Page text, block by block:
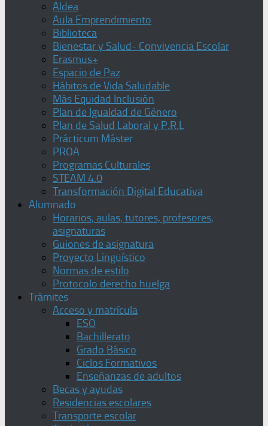
Aldea
Aula Emprendimiento
Biblioteca
Bienestar y Salud- Convivencia Escolar
Erasmus+
Espacio de Paz
Hábitos de Vida Saludable
Más Equidad Inclusión
Plan de Igualdad de Género
Plan de Salud Laboral y P.R.L
Prácticum Máster
PROA
Programas Culturales
STEAM 4.0
Transformación Digital Educativa
Alumnado
Horarios, aulas, tutores, profesores,
asignaturas
Guiones de asignatura
Proyecto Lingüístico
Normas de estilo
Protocolo derecho huelga
Trámites
Acceso y matrícula
ESO
Bachillerato
Grado Básico
Ciclos Formativos
Enseñanzas de adultos
Becas y ayudas
Residencias escolares
Transporte escolar